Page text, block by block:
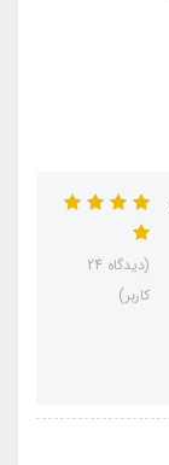
(دیدگاه 24
کاربر)